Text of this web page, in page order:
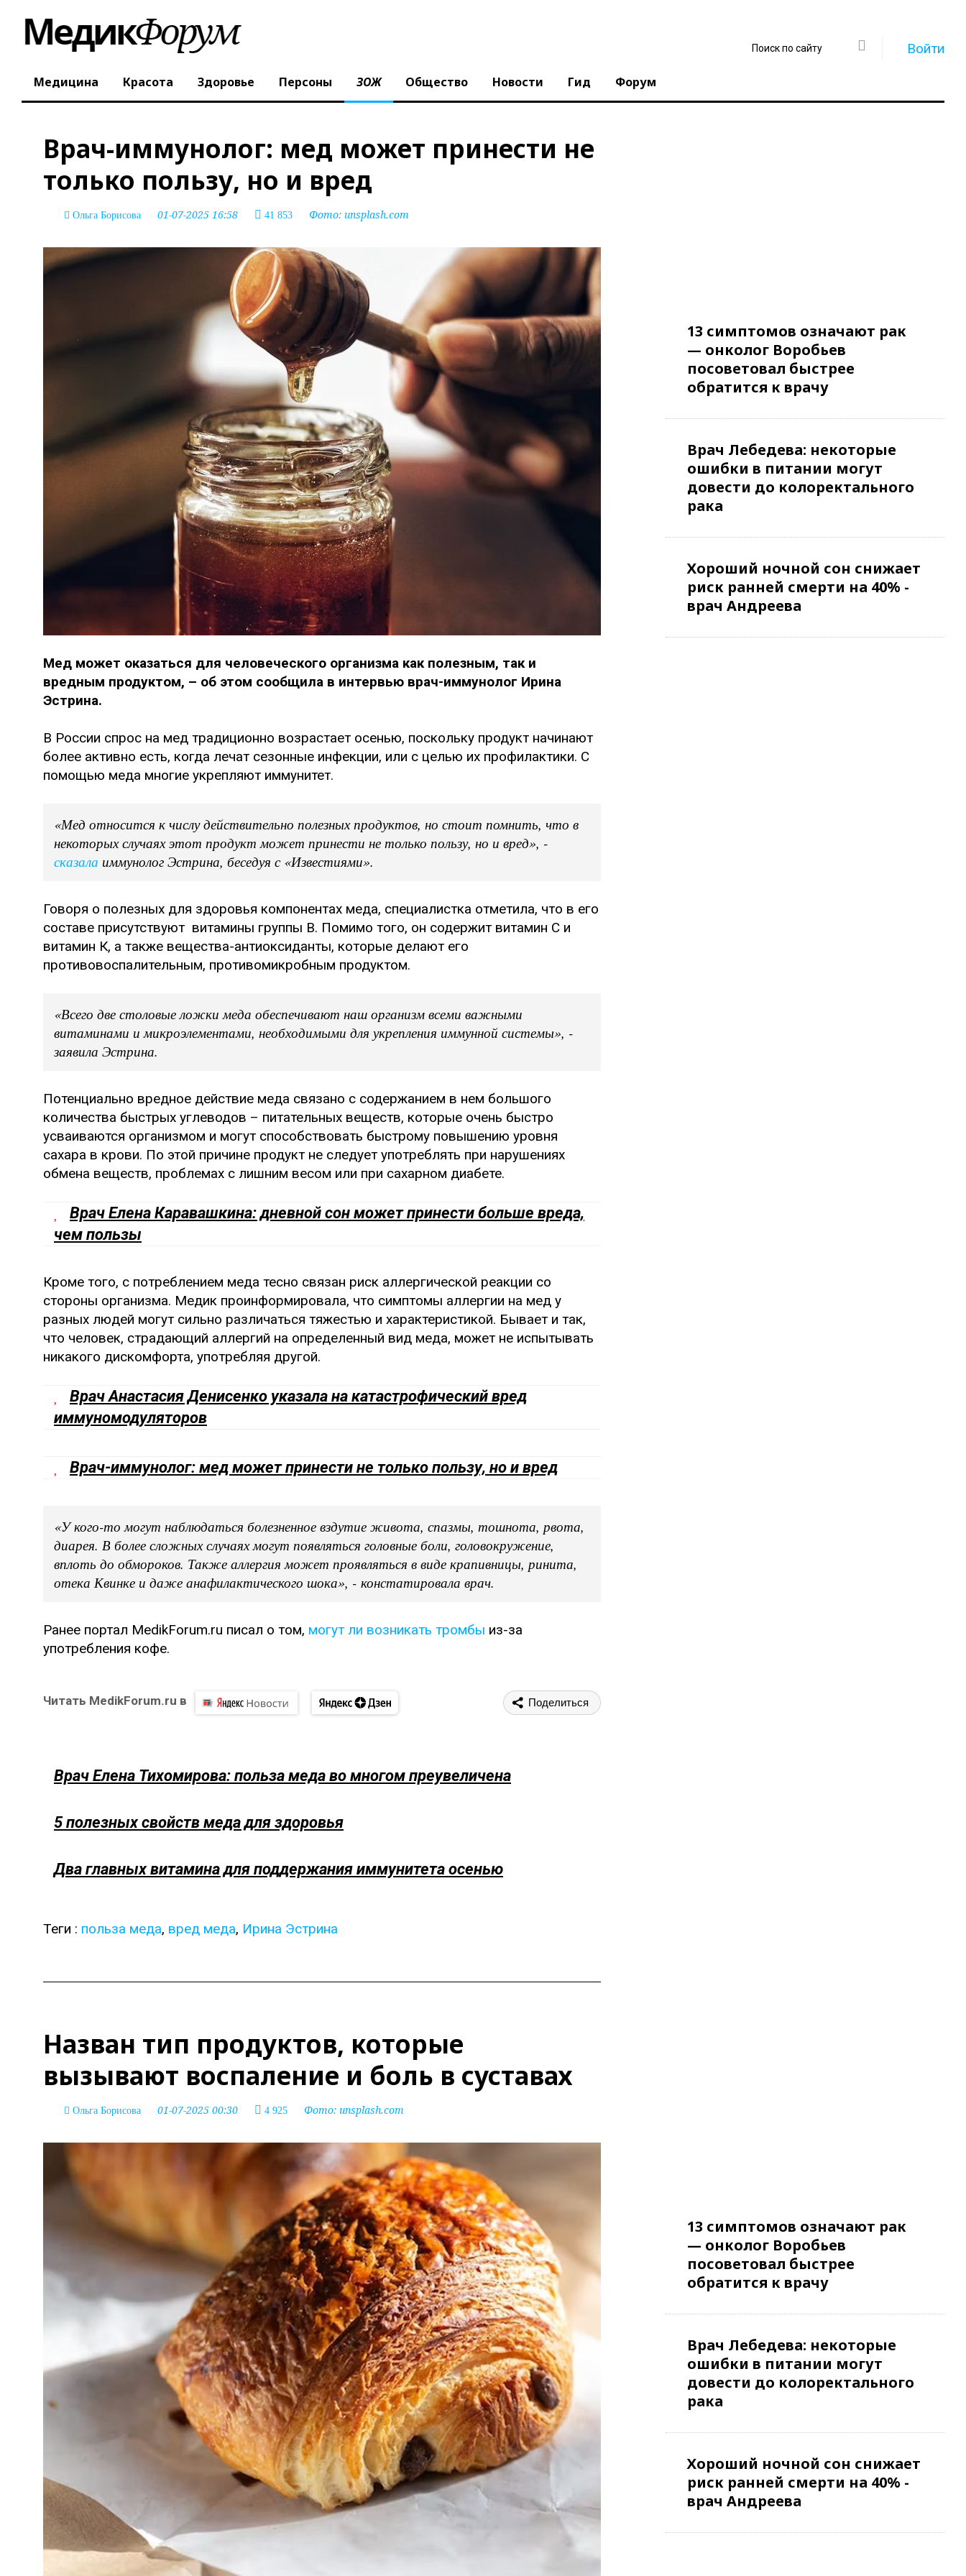
Войти
Медицина Красота Здоровье Персоны ЗОЖ Общество Новости Гид Форум
Врач-иммунолог: мед может принести не
только пользу, но и вред
Ольга Борисова 01-07-2025 16:58 41 853 Фото: unsplash.com
Мед может оказаться для человеческого организма как полезным, так и
вредным продуктом, – об этом сообщила в интервью врач-иммунолог Ирина
Эстрина.
В России спрос на мед традиционно возрастает осенью, поскольку продукт начинают
более активно есть, когда лечат сезонные инфекции, или с целью их профилактики. С
помощью меда многие укрепляют иммунитет.
«Мед относится к числу действительно полезных продуктов, но стоит помнить, что в
некоторых случаях этот продукт может принести не только пользу, но и вред», -
сказала иммунолог Эстрина, беседуя с «Известиями».
Говоря о полезных для здоровья компонентах меда, специалистка отметила, что в его
составе присутствуют витамины группы В. Помимо того, он содержит витамин С и
витамин К, а также вещества-антиоксиданты, которые делают его
противовоспалительным, противомикробным продуктом.
«Всего две столовые ложки меда обеспечивают наш организм всеми важными
витаминами и микроэлементами, необходимыми для укрепления иммунной системы», -
заявила Эстрина.
Потенциально вредное действие меда связано с содержанием в нем большого
количества быстрых углеводов – питательных веществ, которые очень быстро
усваиваются организмом и могут способствовать быстрому повышению уровня
сахара в крови. По этой причине продукт не следует употреблять при нарушениях
обмена веществ, проблемах с лишним весом или при сахарном диабете.
Врач Елена Каравашкина: дневной сон может принести больше вреда,
чем пользы
Кроме того, с потреблением меда тесно связан риск аллергической реакции со
стороны организма. Медик проинформировала, что симптомы аллергии на мед у
разных людей могут сильно различаться тяжестью и характеристикой. Бывает и так,
что человек, страдающий аллергий на определенный вид меда, может не испытывать
никакого дискомфорта, употребляя другой.
Врач Анастасия Денисенко указала на катастрофический вред
иммуномодуляторов
Врач-иммунолог: мед может принести не только пользу, но и вред
«У кого-то могут наблюдаться болезненное вздутие живота, спазмы, тошнота, рвота,
диарея. В более сложных случаях могут появляться головные боли, головокружение,
вплоть до обмороков. Также аллергия может проявляться в виде крапивницы, ринита,
отека Квинке и даже анафилактического шока», - констатировала врач.
Ранее портал MedikForum.ru писал о том, могут ли возникать тромбы из-за
употребления кофе.
Читать MedikForum.ru в Поделиться
Врач Елена Тихомирова: польза меда во многом преувеличена
5 полезных свойств меда для здоровья
Два главных витамина для поддержания иммунитета осенью
Теги : польза меда, вред меда, Ирина Эстрина
13 симптомов означают рак
— онколог Воробьев
посоветовал быстрее
обратится к врачу
Врач Лебедева: некоторые
ошибки в питании могут
довести до колоректального
рака
Хороший ночной сон снижает
риск ранней смерти на 40% -
врач Андреева
Назван тип продуктов, которые
вызывают воспаление и боль в суставах
Ольга Борисова 01-07-2025 00:30 4 925 Фото: unsplash.com
13 симптомов означают рак
— онколог Воробьев
посоветовал быстрее
обратится к врачу
Врач Лебедева: некоторые
ошибки в питании могут
довести до колоректального
рака
Хороший ночной сон снижает
риск ранней смерти на 40% -
врач Андреева